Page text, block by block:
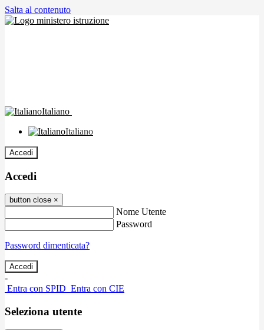
Salta al contenuto
Italiano
Italiano
Accedi
Accedi
button close ×
Nome Utente
Password
Password dimenticata?
-
Entra con SPID Entra con CIE
Seleziona utente